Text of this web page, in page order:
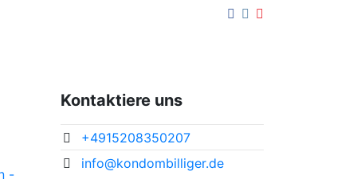
-
Kontaktiere uns
+4915208350207
info@kondombilliger.de